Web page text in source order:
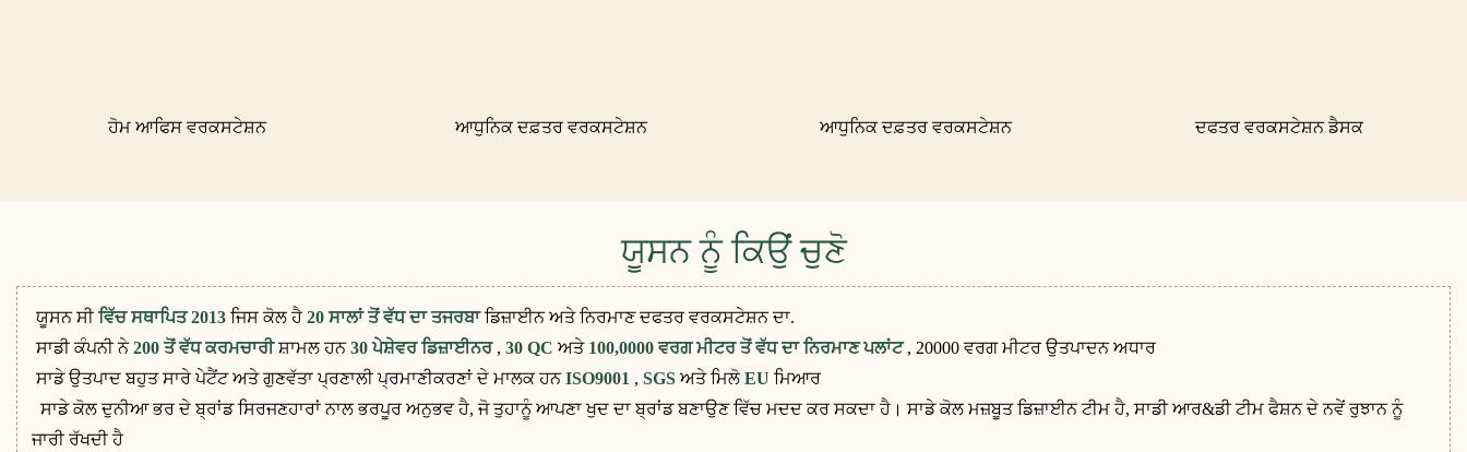
ਹੋਮ ਆਫਿਸ ਵਰਕਸਟੇਸ਼ਨ ਆਧੁਨਿਕ ਦਫ਼ਤਰ ਵਰਕਸਟੇਸ਼ਨ ਆਧੁਨਿਕ ਦਫ਼ਤਰ ਵਰਕਸਟੇਸ਼ਨ ਦਫਤਰ ਵਰਕਸਟੇਸ਼ਨ ਡੈਸਕ
ਯੂਸਨ ਨੂੰ ਕਿਉਂ ਚੁਣੋ
ਯੂਸਨ ਸੀਵਿੱਚ ਸਥਾਪਿਤ 2013ਜਿਸ ਕੋਲ ਹੈ20 ਸਾਲਾਂ ਤੋਂ ਵੱਧ ਦਾ ਤਜਰਬਾਡਿਜ਼ਾਈਨ ਅਤੇ ਨਿਰਮਾਣ ਦਫਤਰ ਵਰਕਸਟੇਸ਼ਨ ਦਾ.
ਸਾਡੀ ਕੰਪਨੀ ਨੇ200 ਤੋਂ ਵੱਧ ਕਰਮਚਾਰੀਸ਼ਾਮਲ ਹਨ30 ਪੇਸ਼ੇਵਰ ਡਿਜ਼ਾਈਨਰ ,30 QCਅਤੇ 100,0000 ਵਰਗ ਮੀਟਰ ਤੋਂ ਵੱਧ ਦਾ ਨਿਰਮਾਣ ਪਲਾਂਟ, 20000 ਵਰਗ ਮੀਟਰ ਉਤਪਾਦਨ ਅਧਾਰ
ਸਾਡੇ ਉਤਪਾਦ ਬਹੁਤ ਸਾਰੇ ਪੇਟੈਂਟ ਅਤੇ ਗੁਣਵੱਤਾ ਪ੍ਰਣਾਲੀ ਪ੍ਰਮਾਣੀਕਰਣਾਂ ਦੇ ਮਾਲਕ ਹਨISO9001 ,SGSਅਤੇ ਮਿਲੋEUਮਿਆਰ
ਸਾਡੇ ਕੋਲ ਦੁਨੀਆ ਭਰ ਦੇ ਬ੍ਰਾਂਡ ਸਿਰਜਣਹਾਰਾਂ ਨਾਲ ਭਰਪੂਰ ਅਨੁਭਵ ਹੈ, ਜੋ ਤੁਹਾਨੂੰ ਆਪਣਾ ਖੁਦ ਦਾ ਬ੍ਰਾਂਡ ਬਣਾਉਣ ਵਿੱਚ ਮਦਦ ਕਰ ਸਕਦਾ ਹੈ। ਸਾਡੇ ਕੋਲ ਮਜ਼ਬੂਤ ​​ਡਿਜ਼ਾਈਨ ਟੀਮ ਹੈ, ਸਾਡੀ ਆਰ&ਡੀ ਟੀਮ ਫੈਸ਼ਨ ਦੇ ਨਵੇਂ ਰੁਝਾਨ ਨੂੰ
ਜਾਰੀ ਰੱਖਦੀ ਹੈ